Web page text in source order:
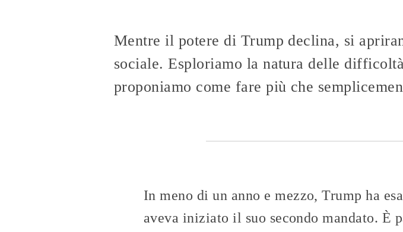
Mentre il potere di Trump declina, si
sociale. Esploriamo la natura delle
proponiamo come fare più che
In meno di un anno e mezzo, Trump ha
aveva iniziato il suo secondo mandato. È